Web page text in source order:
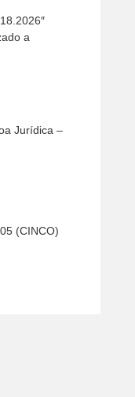
a
Jurídica –
(CINCO)